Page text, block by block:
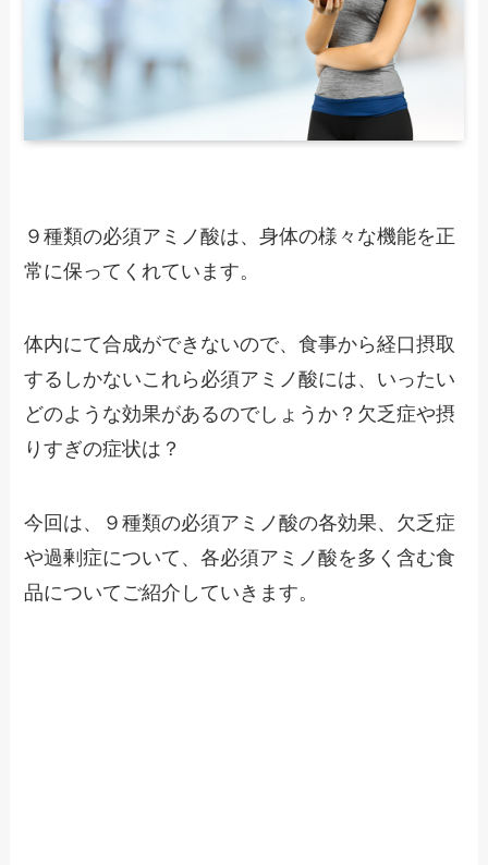
９種類の必須アミノ酸は、身体の様々な機能を正
常に保ってくれています。
体内にて合成ができないので、食事から経口摂取
するしかないこれら必須アミノ酸には、いったい
どのような効果があるのでしょうか？欠乏症や摂
りすぎの症状は？
今回は、９種類の必須アミノ酸の各効果、欠乏症
や過剰症について、各必須アミノ酸を多く含む食
品についてご紹介していきます。